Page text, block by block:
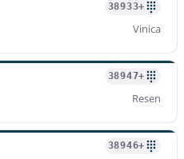
+38933
Vinica
+38947
Resen
+38946